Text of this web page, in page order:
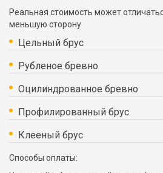
Реальная стоимость может
меньшую сторону
Цельный брус
Рубленое бревно
Оцилиндрованное бревно
Профилированный брус
Клееный брус
Способы оплаты: